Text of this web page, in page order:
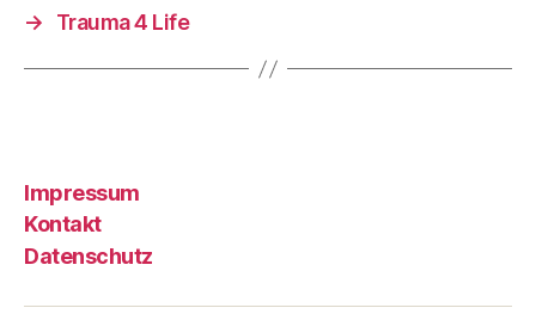
→
Trauma 4 Life
Impressum
Kontakt
Datenschutz